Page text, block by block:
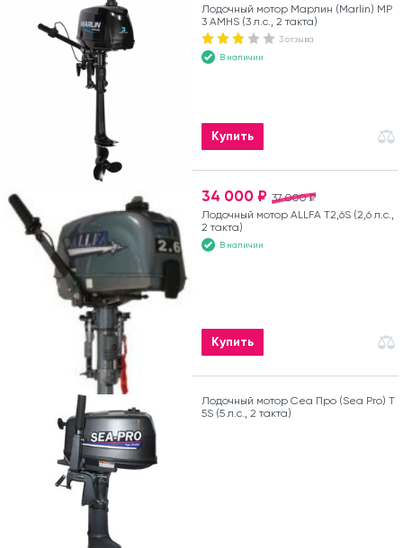
Лодочный мотор Марлин (Marlin) MP
3 AMHS (3 л.с., 2 такта)
3 отзыва
В наличии
Купить
37 000 ₽
34 000 ₽
Лодочный мотор ALLFA T2,6S (2,6 л.с.,
2 такта)
В наличии
Купить
Лодочный мотор Сеа Про (Sea Pro) Т
5S (5 л.с., 2 такта)